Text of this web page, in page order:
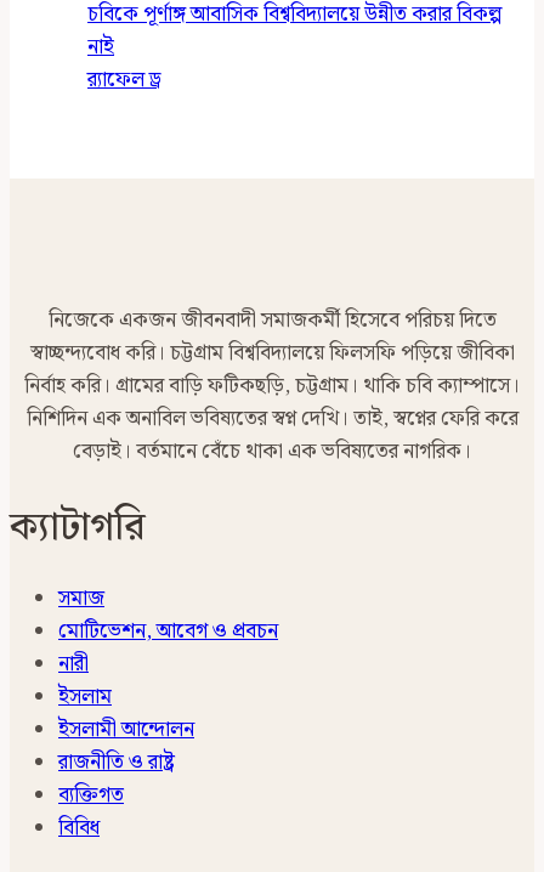
চবিকে পূর্ণাঙ্গ আবাসিক বিশ্ববিদ্যালয়ে উন্নীত করার বিকল্প
নাই
র‍্যাফেল ড্র
নিজেকে একজন জীবনবাদী সমাজকর্মী হিসেবে পরিচয় দিতে
স্বাচ্ছন্দ্যবোধ করি। চট্টগ্রাম বিশ্ববিদ্যালয়ে ফিলসফি পড়িয়ে জীবিকা
নির্বাহ করি। গ্রামের বাড়ি ফটিকছড়ি, চট্টগ্রাম। থাকি চবি ক্যাম্পাসে।
নিশিদিন এক অনাবিল ভবিষ্যতের স্বপ্ন দেখি। তাই, স্বপ্নের ফেরি করে
বেড়াই। বর্তমানে বেঁচে থাকা এক ভবিষ্যতের নাগরিক।
ক্যাটাগরি
সমাজ
মোটিভেশন, আবেগ ও প্রবচন
নারী
ইসলাম
ইসলামী আন্দোলন
রাজনীতি ও রাষ্ট্র
ব্যক্তিগত
বিবিধ